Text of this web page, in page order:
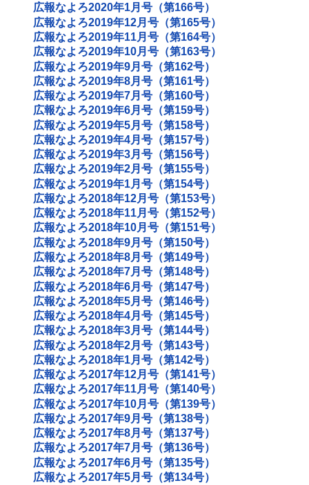
広報なよろ2020年1月号（第166号）
広報なよろ2019年12月号（第165号）
広報なよろ2019年11月号（第164号）
広報なよろ2019年10月号（第163号）
広報なよろ2019年9月号（第162号）
広報なよろ2019年8月号（第161号）
広報なよろ2019年7月号（第160号）
広報なよろ2019年6月号（第159号）
広報なよろ2019年5月号（第158号）
広報なよろ2019年4月号（第157号）
広報なよろ2019年3月号（第156号）
広報なよろ2019年2月号（第155号）
広報なよろ2019年1月号（第154号）
広報なよろ2018年12月号（第153号）
広報なよろ2018年11月号（第152号）
広報なよろ2018年10月号（第151号）
広報なよろ2018年9月号（第150号）
広報なよろ2018年8月号（第149号）
広報なよろ2018年7月号（第148号）
広報なよろ2018年6月号（第147号）
広報なよろ2018年5月号（第146号）
広報なよろ2018年4月号（第145号）
広報なよろ2018年3月号（第144号）
広報なよろ2018年2月号（第143号）
広報なよろ2018年1月号（第142号）
広報なよろ2017年12月号（第141号）
広報なよろ2017年11月号（第140号）
広報なよろ2017年10月号（第139号）
広報なよろ2017年9月号（第138号）
広報なよろ2017年8月号（第137号）
広報なよろ2017年7月号（第136号）
広報なよろ2017年6月号（第135号）
広報なよろ2017年5月号（第134号）